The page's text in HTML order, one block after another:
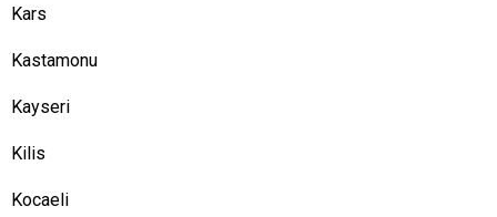
Kars
Kastamonu
Kayseri
Kilis
Kocaeli